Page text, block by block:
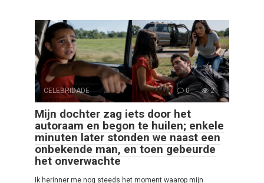
CELEBRIDADE 0 2
Mijn dochter zag iets door het
autoraam en begon te huilen; enkele
minuten later stonden we naast een
onbekende man, en toen gebeurde
het onverwachte
Ik herinner me nog steeds het moment waarop mijn